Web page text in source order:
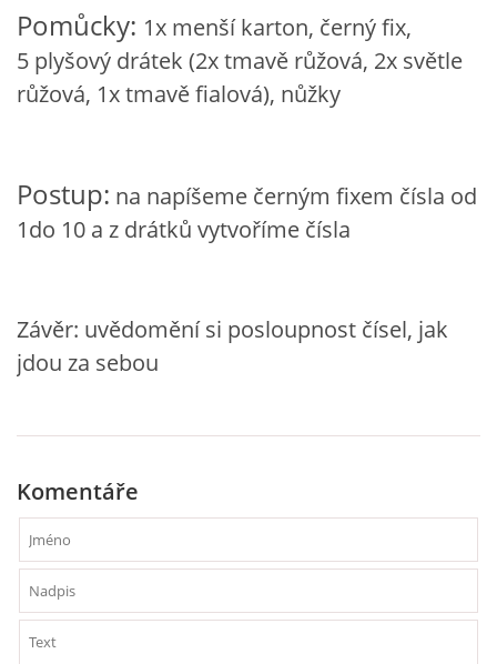
VZDĚLÁVACÍ BLOK ZÁŘÍ
VZDĚLÁVACÍ BLOK ŘÍJEN
VZDĚLÁVACÍ BLOK PROSINEC
VZDĚLÁVACÍ BLOK ÚNOR
VZDĚLÁVACÍ BLOK DUBEN
VÝTVARNÉ TECHNIKY
VÝTVARNÉ POMŮCKY
Pomůcky: 1x menší karton, černý fix,
5 plyšový drátek (2x tmavě růžová, 2x světle
růžová, 1x tmavě fialová), nůžky
Postup: na napíšeme černým fixem čísla od
1do 10 a z drátků vytvoříme čísla
Závěr: uvědomění si posloupnost čísel, jak
jdou za sebou
Komentáře